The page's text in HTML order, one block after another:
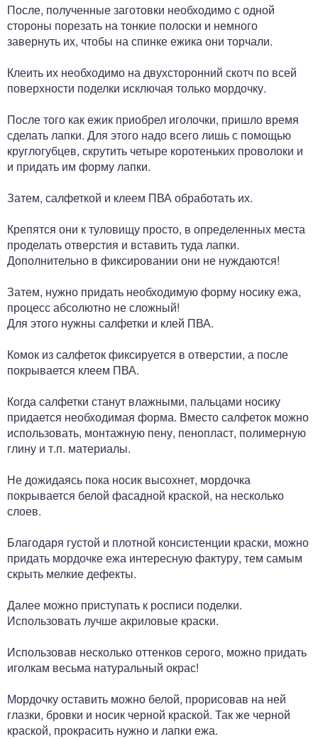
После, полученные заготовки необходимо с одной
стороны порезать на тонкие полоски и немного
завернуть их, чтобы на спинке ежика они торчали.
Клеить их необходимо на двухсторонний скотч по всей
поверхности поделки исключая только мордочку.
После того как ежик приобрел иголочки, пришло время
сделать лапки. Для этого надо всего лишь с помощью
круглогубцев, скрутить четыре коротеньких проволоки и
и придать им форму лапки.
Затем, салфеткой и клеем ПВА обработать их.
Крепятся они к туловищу просто, в определенных места
проделать отверстия и вставить туда лапки.
Дополнительно в фиксировании они не нуждаются!
Затем, нужно придать необходимую форму носику ежа,
процесс абсолютно не сложный!
Для этого нужны салфетки и клей ПВА.
Комок из салфеток фиксируется в отверстии, а после
покрывается клеем ПВА.
Когда салфетки станут влажными, пальцами носику
придается необходимая форма. Вместо салфеток можно
использовать, монтажную пену, пенопласт, полимерную
глину и т.п. материалы.
Не дожидаясь пока носик высохнет, мордочка
покрывается белой фасадной краской, на несколько
слоев.
Благодаря густой и плотной консистенции краски, можно
придать мордочке ежа интересную фактуру, тем самым
скрыть мелкие дефекты.
Далее можно приступать к росписи поделки.
Использовать лучше акриловые краски.
Использовав несколько оттенков серого, можно придать
иголкам весьма натуральный окрас!
Мордочку оставить можно белой, прорисовав на ней
глазки, бровки и носик черной краской. Так же черной
краской, прокрасить нужно и лапки ежа.